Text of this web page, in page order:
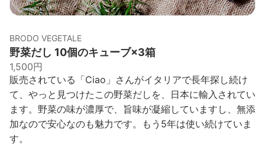
BRODO VEGETALE
野菜だし 10個のキューブ×3箱
1,500円
販売されている「Ciao」さんがイタリアで長年探し続け
て、やっと見つけたこの野菜だしを、日本に輸入されてい
ます。野菜の味が濃厚で、旨味が凝縮していますし、無添
加なので安心なのも魅力です。もう5年は使い続けていま
す。